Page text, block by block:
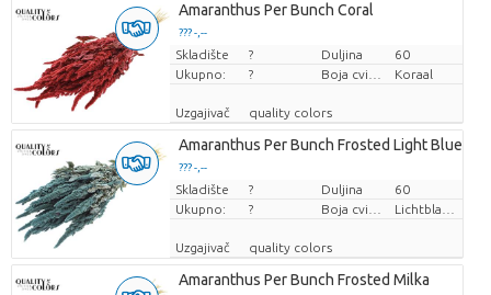
Amaranthus Per Bunch Coral
??? -,--
Cijena po komadu
Skladište ? Duljina
60
Ukupno:
? Koraal
Uzgajivač quality colors
Amaranthus Per Bunch Frosted Light Blue
??? -,--
Cijena po komadu
Skladište ? Duljina
60
Ukupno:
?
Uzgajivač quality colors
Amaranthus Per Bunch Frosted Milka